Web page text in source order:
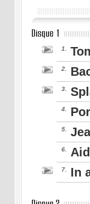
1.
2.
3.
4.
5.
6.
7. In